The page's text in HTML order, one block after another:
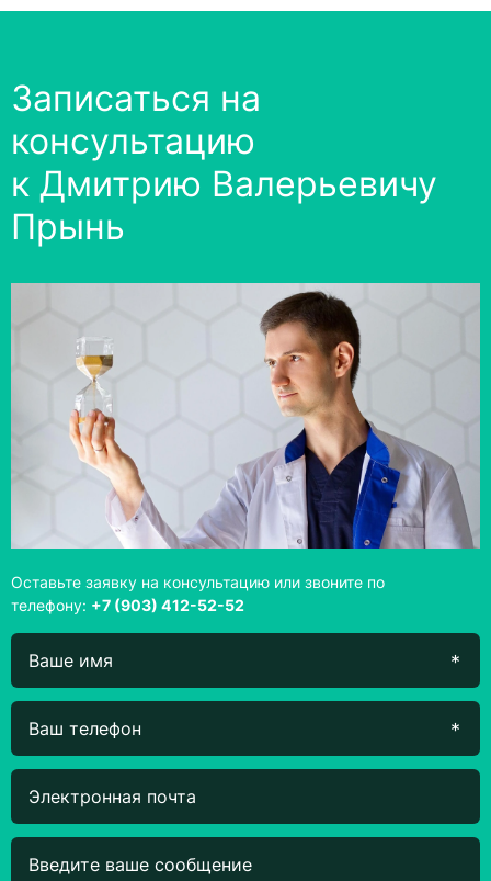
Записаться на
консультацию
к Дмитрию Валерьевичу
Прынь
Оставьте заявку на консультацию или звоните по
телефону: +7 (903) 412-52-52